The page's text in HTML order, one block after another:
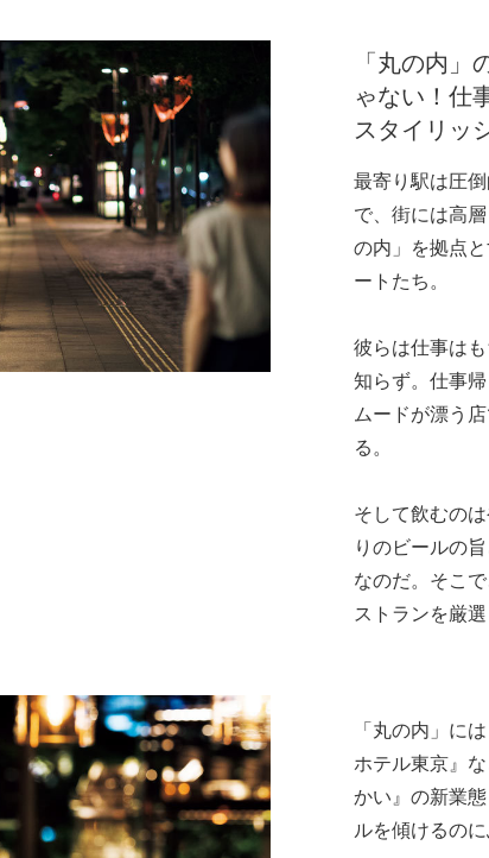
「丸の内」
ゃない！仕
スタイリッ
最寄り駅は圧
で、街には高
の内」を拠点
ートたち。
彼らは仕事は
知らず。仕事
ムードが漂う
る。
そして飲むの
りのビールの
なのだ。そこ
ストランを厳選
「丸の内」に
ホテル東京』
かい』の新業
ルを傾けるの